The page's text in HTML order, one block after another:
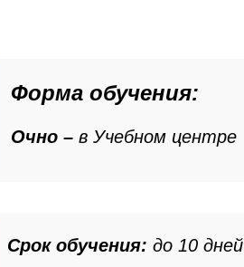
Форма обучения:
Очно – в Учебном центре
Срок обучения: до 10 дней